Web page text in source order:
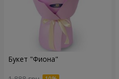
Букет "Фиона"